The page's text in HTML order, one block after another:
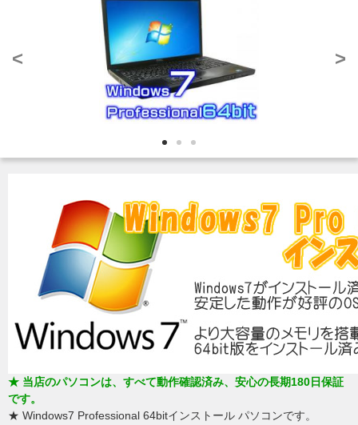
< >
★ 当店のパソコンは、すべて動作確認済み、安心の長期180日保証
です。
★ Windows7 Professional 64bitインストール パソコンです。